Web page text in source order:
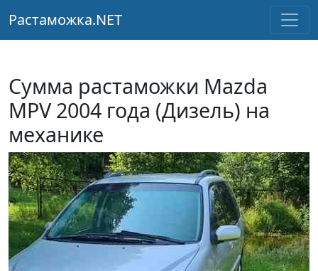
Растаможка.NET
Сумма растаможки Mazda
MPV 2004 года (Дизель) на
механике